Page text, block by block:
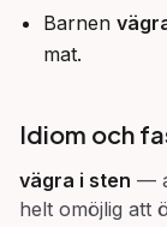
Barnen
mat.
Idiom och
vägra i sten —
helt omöjlig att